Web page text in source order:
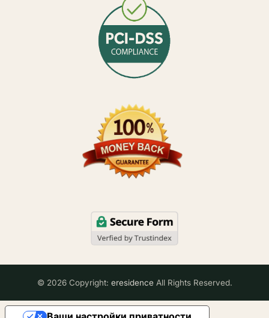
© 2026 Copyright: eresidence All Rights Reserved.